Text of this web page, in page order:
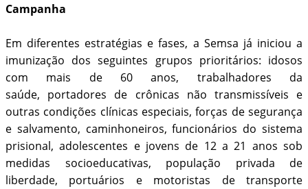
Campanha
Em diferentes estratégias e fases, a Semsa já iniciou a
imunização dos seguintes grupos prioritários: idosos
com mais de 60 anos, trabalhadores da
saúde, portadores de crônicas não transmissíveis e
outras condições clínicas especiais, forças de segurança
e salvamento, caminhoneiros, funcionários do sistema
prisional, adolescentes e jovens de 12 a 21 anos sob
medidas socioeducativas, população privada de
liberdade, portuários e motoristas de transporte